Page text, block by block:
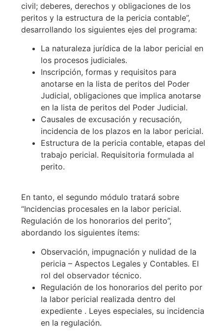
civil; deberes, derechos y obligaciones de los
peritos y la estructura de la pericia contable”,
desarrollando los siguientes ejes del programa:
La naturaleza jurídica de la labor pericial en
los procesos judiciales.
Inscripción, formas y requisitos para
anotarse en la lista de peritos del Poder
Judicial, obligaciones que implica anotarse
en la lista de peritos del Poder Judicial.
Causales de excusación y recusación,
incidencia de los plazos en la labor pericial.
Estructura de la pericia contable, etapas del
trabajo pericial. Requisitoria formulada al
perito.
En tanto, el segundo módulo tratará sobre
“Incidencias procesales en la labor pericial.
Regulación de los honorarios del perito”,
abordando los siguientes ítems:
Observación, impugnación y nulidad de la
pericia – Aspectos Legales y Contables. El
rol del observador técnico.
Regulación de los honorarios del perito por
la labor pericial realizada dentro del
expediente . Leyes especiales, su incidencia
en la regulación.